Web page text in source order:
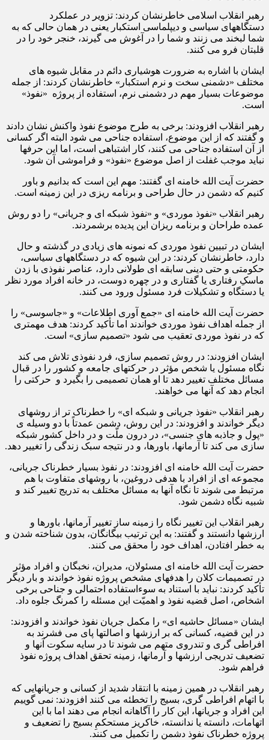
رهبر انقلاب اسلامی خاطرنشان کردند: تزویر در عملکرد
دستگاههای سیاسی و دیپلماسی استکبار یعنی در همان حالی که به
شما لبخند می زنند و شما را در آغوش می گیرند، خنجر خود را در
قلبتان فرو می کنند.
ایشان با اشاره به ضرورت هوشیاری دائم در مقابل شیوه های
مختلف «دشمنی سخت و نرم استکبار» خاطرنشان کردند: از جمله
موضوعات بسیار مهم در دشمنی نرم، استفاده از پروژه «نفوذ»
است.
رهبر انقلاب افزودند: برخی به طرح موضوع نفوذ واکنش نشان دادند
و گفتند که از این موضوع، استفاده جناحی می شود البته اگر کسانی
از آن استفاده جناحی می کنند، کار اشتباهی است، اما این حرفها
نباید موجب غفلت از اصل موضوع «نفوذ» و فراموشی آن شود.
حضرت آیت الله خامنه ای گفتند: مهم این است که بدانیم و باور
کنیم که دشمن در حال طراحی و برنامه ریزی در این زمینه است.
رهبر انقلاب «نفوذ موردی» و «نفوذ شبکه ای و جریانی» را دو روش
عمده طراحان و برنامه ریزان این پدیده برشمردند.
ایشان در تبیین نفوذ موردی که نمونه های زیادی در گذشته و حال
دارد، خاطرنشان کردند: در این شیوه که در دستگاههای سیاسی،
حکومتی و حتی دینی سابقه ای طولانی دارد، عناصر نفوذی با زدن
ماسکِ رفتاری یا گفتاری و در چهره دوست، در خانه افراد مورد نظر
یا دستگاه و تشکیلات فرد مسئول ورود می کنند.
حضرت آیت الله خامنه ای «جمع آوری اطلاعات» و «جاسوسی» را
از جمله اهداف نفوذ موردی خواندند اما تأکید کردند: هدف مهمتری
که در نفوذ موردی تعقیب می شود «تصمیم سازی» است.
ایشان افزودند: در روش تصمیم سازی، فرد نفوذی تلاش می کند
نگاه مسئول یا شخص مؤثر در حرکتهای جامعه و کشور را در قبال
مسائل مختلف تغییر دهد تا او همان تصمیمی را بگیرد و حرکتی را
انجام دهد که آنها می خواهند.
رهبر انقلاب «نفوذ جریانی و شبکه ای» را خطرناک تر از روشهای
دیگر خواندند و افزودند: در این روش، دشمن عمدتاً با دو وسیله ی
«پول و جاذبه های جنسی»، در درون ملّت و در داخل کشور شبکه
سازی می کند تا آرمانها، باورها، و در نتیجه سبک زندگی را تغییر دهد.
حضرت آیت الله خامنه ای افزودند: در نفوذ بسیار خطرناک جریانی،
مجموعه ای از افراد با هدفی دروغین، با روشهای متفاوت با هم
مرتبط می شوند تا نگاه آنها به مسائل مختلف به تدریج تغییر کند و
شبیه نگاه دشمن شود.
رهبر انقلاب این تغییر نگاه را زمینه ساز تغییر آرمانها، باورها و
ارزشها دانستند و گفتند: به این ترتیب بیگانگان، بدون شناخته شدن و
به خطر افتادن، اهداف خود را محقق می کنند.
حضرت آیت الله خامنه ای مسئولان، مدیران، نخبگان و افراد مؤثر
در تصمیمات کلان را هدفهای مشخص پروژه نفوذ خواندند و بار دیگر
تأکید کردند: نباید با استناد به سوءاستفاده احتمالی و جناحی برخی
اشخاص، اصل قضیه نفوذ و اهمیّت این مسئله را کمرنگ جلوه داد.
ایشان «مسائل حاشیه ای» را مکمل جریان نفوذ خواندند و افزودند:
در این قضیه، کسانی که بر ارزشها و اصالتها پای می فشرند به
افراطی گری و تندروی متهم می شوند تا در سایه سکوت آنها و
تضعیف تدریجی ارزشها و آرمانها، زمینه تحقق اهداف پروژه نفوذ
فراهم شود.
رهبر انقلاب در همین زمینه با انتقاد شدید از کسانی و جریانهایی که
با اتهام افراطی گری، بسیج را تخطئه می کنند افزودند: نمی گوییم
این افراد و جریانها، این کار را آگاهانه انجام می دهند اما با این
اتهامات، دانسته یا ندانسته، خاکریز مستحکمِ بسیج را تضعیف و
پروژه خطرناک نفوذ دشمن را تکمیل می کنند.